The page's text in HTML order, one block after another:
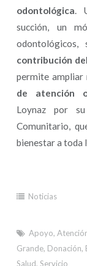
odontológica.
succión, un
contribución
permite ampliar
de atención
Loynaz por
Comunitario,
bienestar a toda
Noticias
Apoyo,
Grande, Donación,
Salud,Servicio